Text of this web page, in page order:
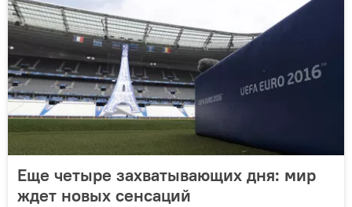
Еще четыре захватывающих дня: мир
ждет новых сенсаций